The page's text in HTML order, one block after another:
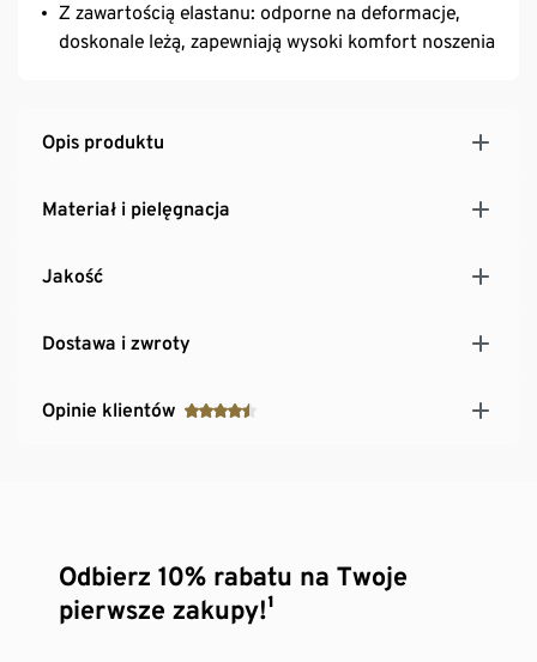
Z zawartością elastanu: odporne na deformacje,
doskonale leżą, zapewniają wysoki komfort noszenia
Opis produktu
Materiał i pielęgnacja
Jakość
Dostawa i zwroty
Opinie klientów
Odbierz 10% rabatu na Twoje
pierwsze zakupy!¹